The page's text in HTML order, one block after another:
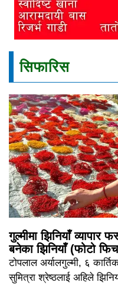
सिफारिस
गुल्मीमा झिनियाँ व्यापार
बनेका झिनियाँ (फोटो
टोपलाल अर्यालगुल्मी, ६
सुमित्रा श्रेष्ठलाई अहिले